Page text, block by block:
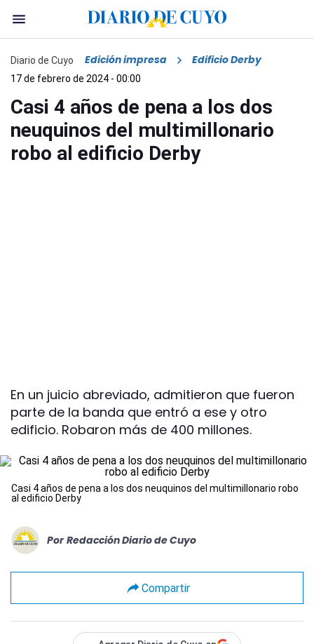
Diario de Cuyo Edición impresa Edificio Derby
17 de febrero de 2024 - 00:00
Casi 4 años de pena a los dos
neuquinos del multimillonario
robo al edificio Derby
En un juicio abreviado, admitieron que fueron
parte de la banda que entró a ese y otro
edificio. Robaron más de 400 millones.
Casi 4 años de pena a los dos neuquinos del multimillonario robo
al edificio Derby
Por Redacción Diario de Cuyo
Compartir